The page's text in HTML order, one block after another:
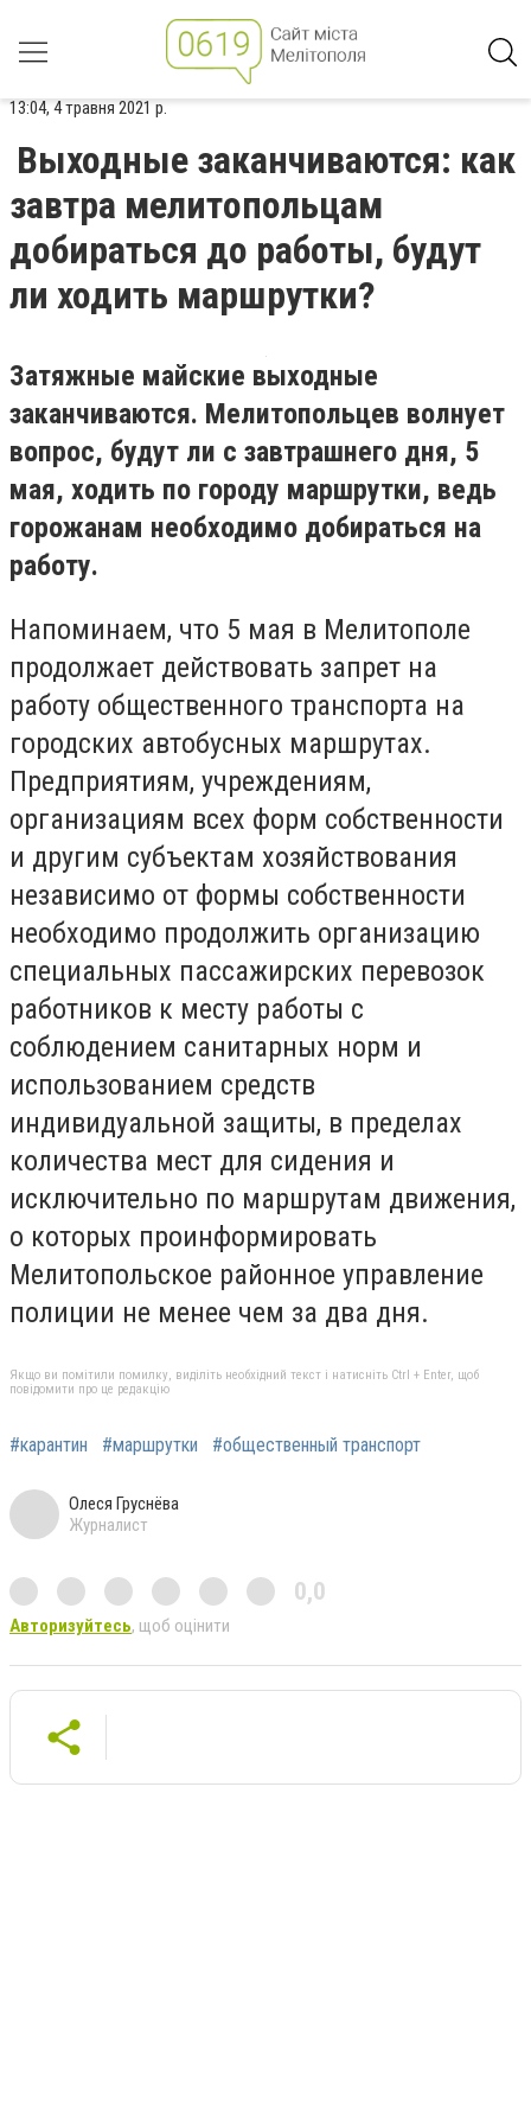
13:04, 4 травня 2021 р.
Выходные заканчиваются: как
завтра мелитопольцам
добираться до работы, будут
ли ходить маршрутки?
Затяжные майские выходные
заканчиваются. Мелитопольцев волнует
вопрос, будут ли с завтрашнего дня, 5
мая, ходить по городу маршрутки, ведь
горожанам необходимо добираться на
работу.
Напоминаем, что 5 мая в Мелитополе
продолжает действовать запрет на
работу общественного транспорта на
городских автобусных маршрутах.
Предприятиям, учреждениям,
организациям всех форм собственности
и другим субъектам хозяйствования
независимо от формы собственности
необходимо продолжить организацию
специальных пассажирских перевозок
работников к месту работы с
соблюдением санитарных норм и
использованием средств
индивидуальной защиты, в пределах
количества мест для сидения и
исключительно по маршрутам движения,
о которых проинформировать
Мелитопольское районное управление
полиции не менее чем за два дня.
Якщо ви помітили помилку, виділіть необхідний текст і натисніть Ctrl + Enter, щоб
повідомити про це редакцію
#карантин #маршрутки #общественный транспорт
Олеся Груснёва
Журналист
0,0
Авторизуйтесь, щоб оцінити